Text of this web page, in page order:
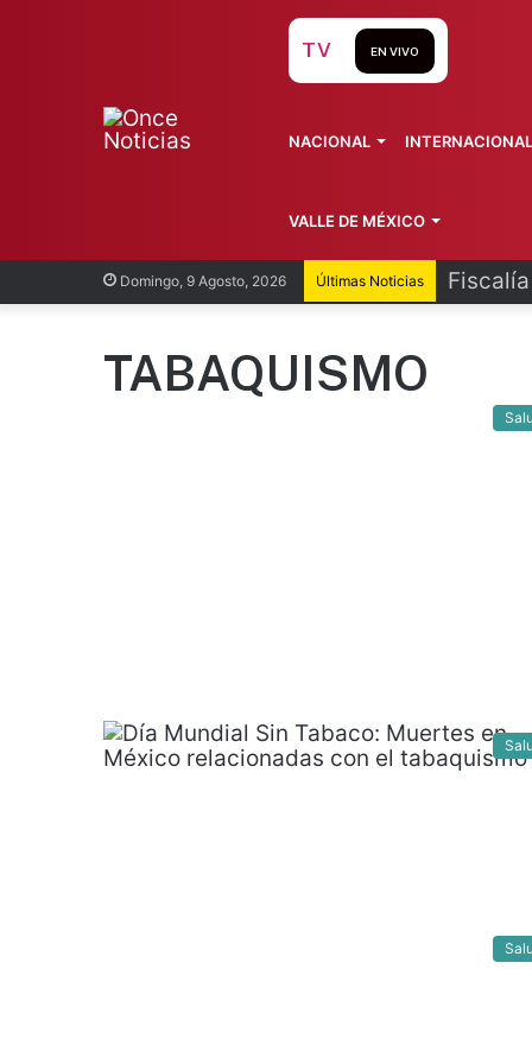
Domingo, 9 Agosto, 2026 Últimas Noticias
TV EN VIVO
NACIONAL INTERNACIONAL
VALLE DE MÉXICO
TABAQUISMO